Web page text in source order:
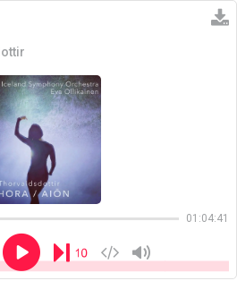
01:04:41